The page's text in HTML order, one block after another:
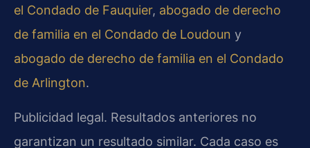
el Condado de Fauquier, abogado de derecho
de familia en el Condado de Loudoun y
abogado de derecho de familia en el Condado
de Arlington.
Publicidad legal. Resultados anteriores no
garantizan un resultado similar. Cada caso es